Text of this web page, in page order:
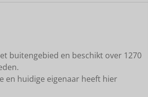
buitengebied en beschikt over 1270
en huidige eigenaar heeft hier